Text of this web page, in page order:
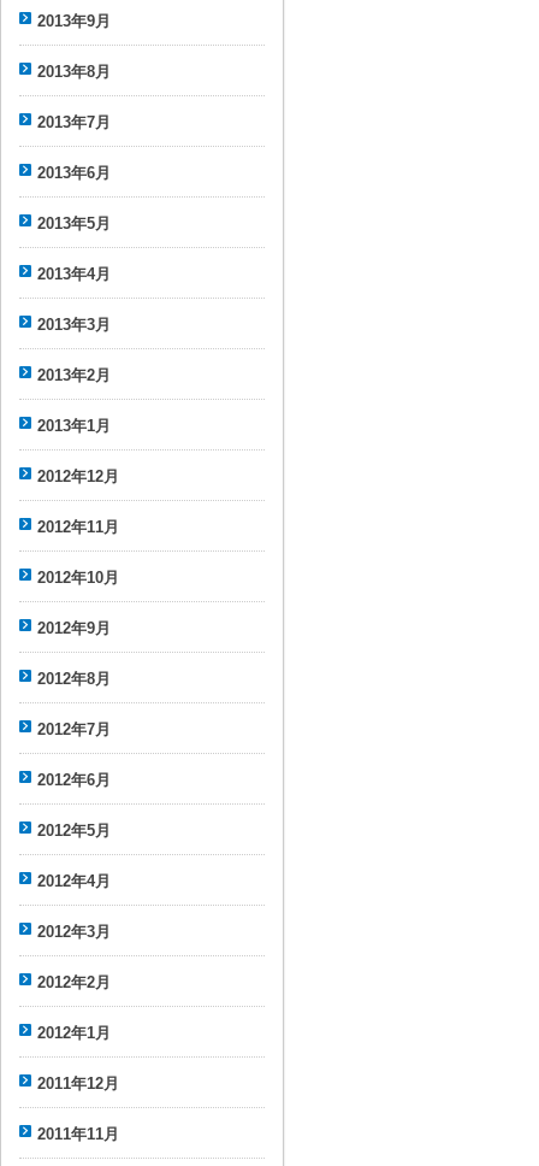
2013年9月
2013年8月
2013年7月
2013年6月
2013年5月
2013年4月
2013年3月
2013年2月
2013年1月
2012年12月
2012年11月
2012年10月
2012年9月
2012年8月
2012年7月
2012年6月
2012年5月
2012年4月
2012年3月
2012年2月
2012年1月
2011年12月
2011年11月